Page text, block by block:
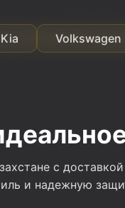
Volkswagen
с
и надежную